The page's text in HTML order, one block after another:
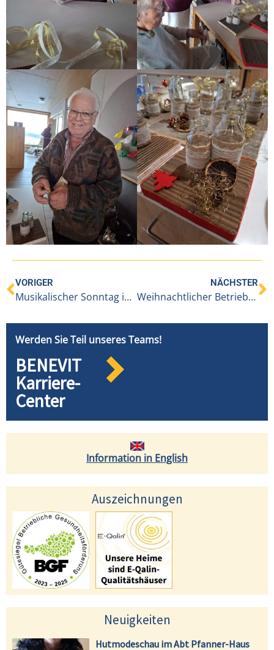
VORIGER
Musikalischer Sonntag im Abt Pfanner-Haus
NÄCHSTER
Weihnachtlicher Betriebsausflug nach Innsbruck
Werden Sie Teil unseres Teams!
BENEVIT
Karriere-
Center
Information in English
Auszeichnungen
Neuigkeiten
Hutmodeschau im Abt Pfanner-Haus